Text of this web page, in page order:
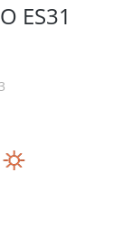
ES31